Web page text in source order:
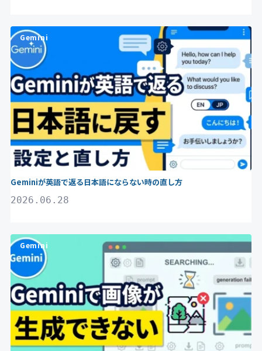
Gemini
Geminiが英語で返る日本語にならない時の直し方
2026.06.28
Gemini